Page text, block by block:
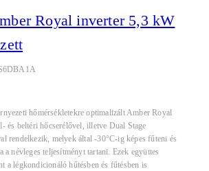
Royal inverter 5,3 kW
hőmérsékletekre optimalizált Amber Royal
és beltéri hőcserélővel, illetve Dual Stage
rendelkezik, melyek által -30°C-ig képes fűteni és
a névleges teljesítményt tartani. Ezek együttes
a légkondicionáló hűtésben és fűtésben is